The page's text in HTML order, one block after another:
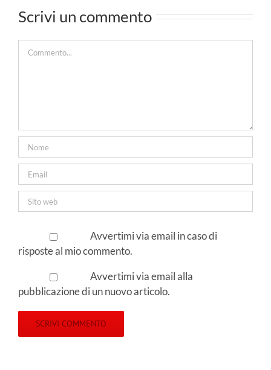
Novak, ecco
le novità in
Scrivi un commento
Commento
Avvertimi via email in caso di
risposte al mio commento.
Avvertimi via email alla
pubblicazione di un nuovo articolo.